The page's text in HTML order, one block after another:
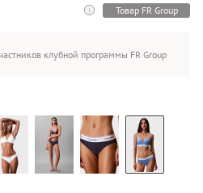
Товар FR Group
клубной программы FR Group